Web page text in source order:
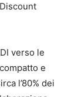
verso le
e
l’80% dei